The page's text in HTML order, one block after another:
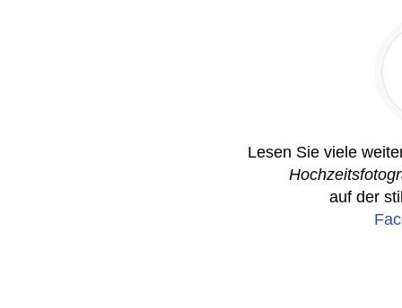
Lesen Sie viele
auf der